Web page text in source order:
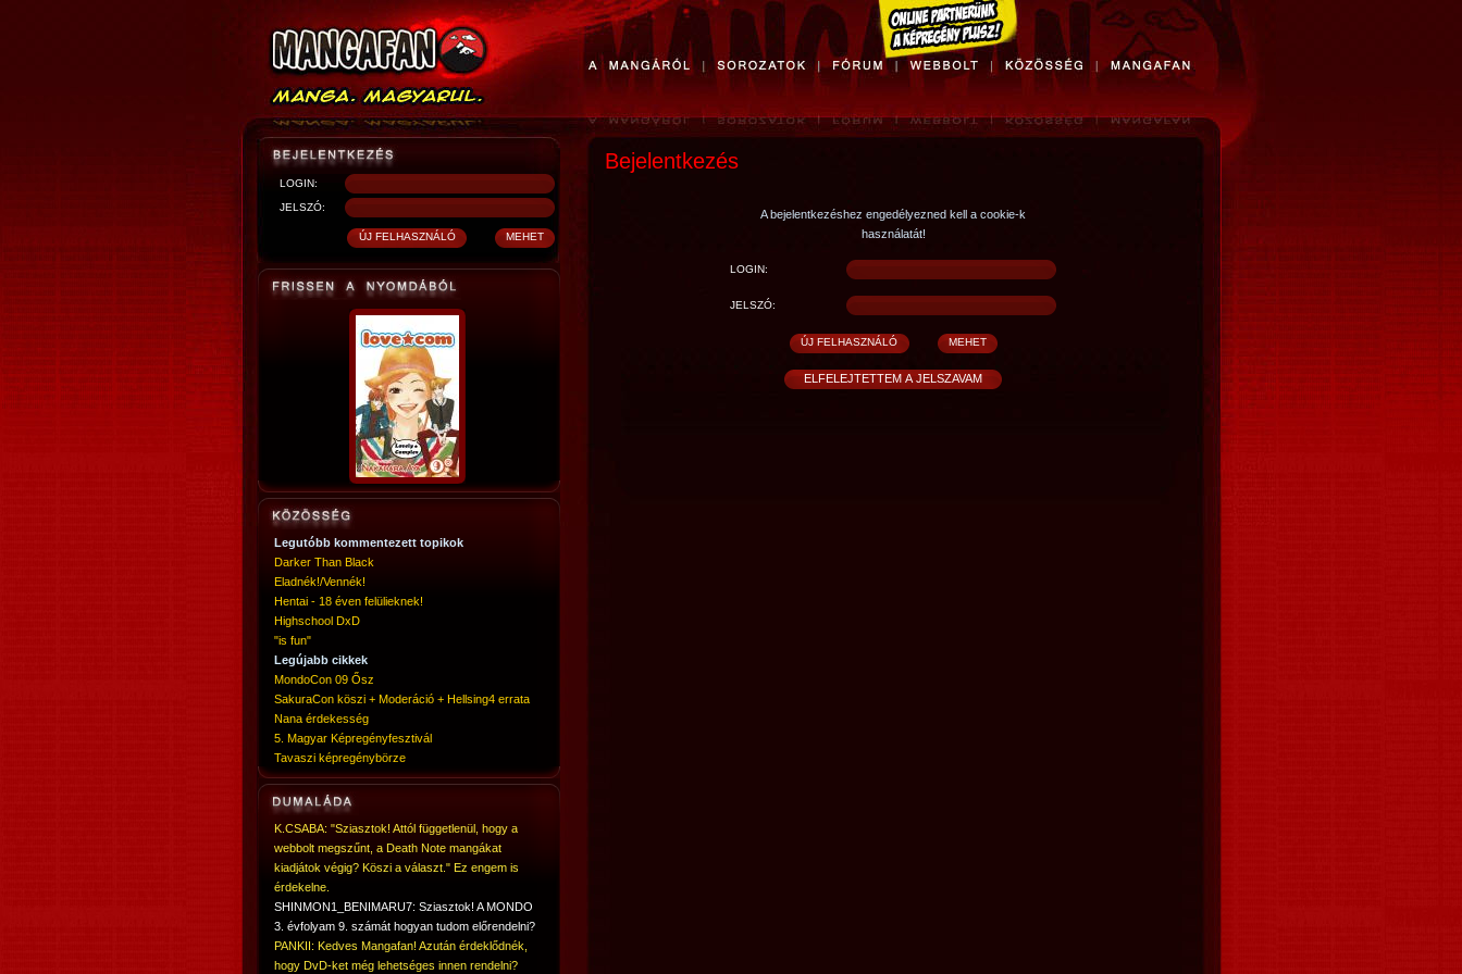
LOGIN:
JELSZÓ:
Legutóbb kommentezett topikok
Darker Than Black
Eladnék!/Vennék!
Hentai - 18 éven felülieknek!
Highschool DxD
"is fun"
Legújabb cikkek
MondoCon 09 Ősz
SakuraCon köszi + Moderáció + Hellsing4 errata
Nana érdekesség
5. Magyar Képregényfesztivál
Tavaszi képregénybörze
K.CSABA: "Sziasztok! Attól függetlenül, hogy a
webbolt megszűnt, a Death Note mangákat
kiadjátok végig? Köszi a választ." Ez engem is
érdekelne.
SHINMON1_BENIMARU7: Sziasztok! A MONDO
3. évfolyam 9. számát hogyan tudom előrendelni?
PANKII: Kedves Mangafan! Azután érdeklődnék,
hogy DvD-ket még lehetséges innen rendelni?
Bejelentkezés
A bejelentkezéshez engedélyezned kell a cookie-k
használatát!
LOGIN:
JELSZÓ: